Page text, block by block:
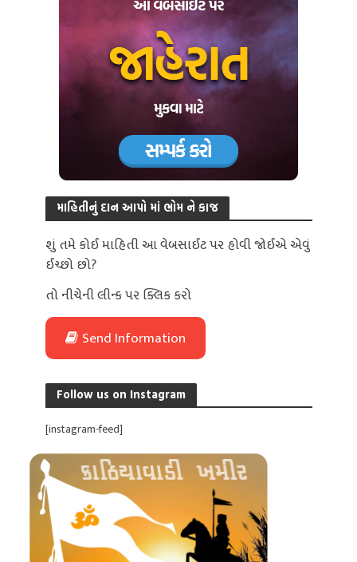
માહિતીનું દાન આપો માં ભોમ ને કાજ
શું તમે કોઈ માહિતી આ વેબસાઈટ પર હોવી જોઈએ એવું
ઈચ્છો છો?
તો નીચેની લીન્ક પર ક્લિક કરો
Send Information
Follow us on Instagram
[instagram-feed]